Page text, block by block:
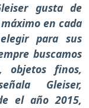
gusta de
en cada
para sus
buscamos
objetos finos,
Gleiser,
el año 2015,